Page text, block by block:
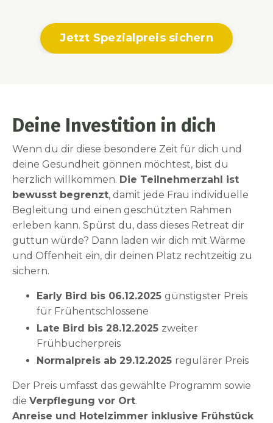
Jetzt Spezialpreis sichern
Deine Investition in dich
Wenn du dir diese besondere Zeit für dich und
deine Gesundheit gönnen möchtest, bist du
herzlich willkommen. Die Teilnehmerzahl ist
bewusst begrenzt, damit jede Frau individuelle
Begleitung und einen geschützten Rahmen
erleben kann. Spürst du, dass dieses Retreat dir
guttun würde? Dann laden wir dich mit Wärme
und Offenheit ein, dir deinen Platz rechtzeitig zu
sichern.
Early Bird bis 06.12.2025 günstigster Preis
für Frühentschlossene
Late Bird bis 28.12.2025 zweiter
Frühbucherpreis
Normalpreis ab 29.12.2025 regulärer Preis
Der Preis umfasst das gewählte Programm sowie
die Verpflegung vor Ort.
Anreise und Hotelzimmer inklusive Frühstück